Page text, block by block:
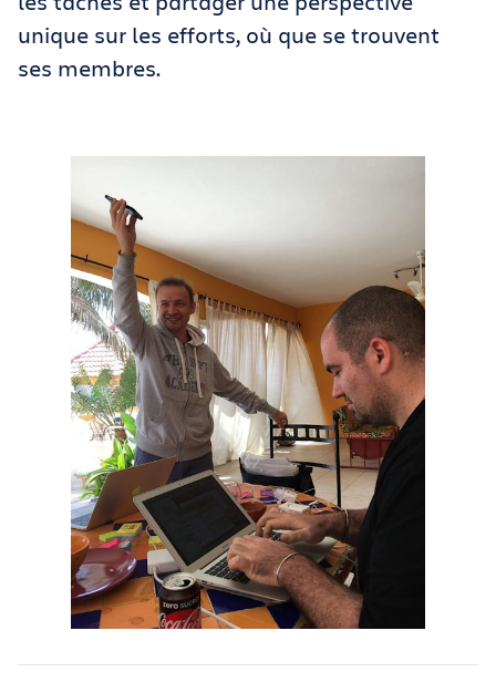
unique sur les efforts, où que se trouvent
ses membres.